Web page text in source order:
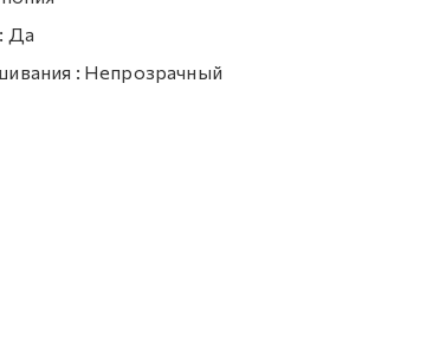
: Да
: Непрозрачный